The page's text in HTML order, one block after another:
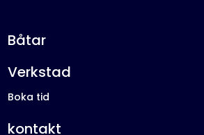
Båtar
Verkstad
Boka tid
kontakt